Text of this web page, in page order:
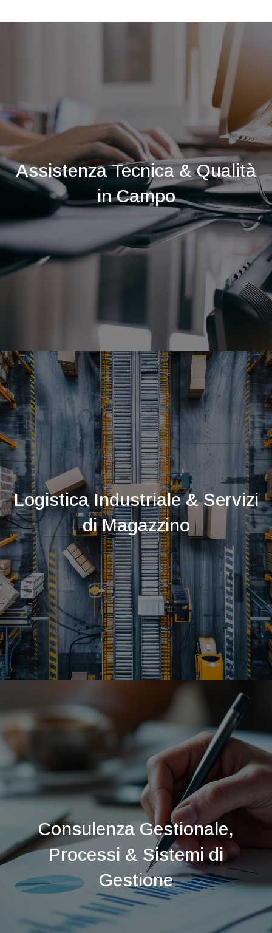
Assistenza Tecnica & Qualità
in Campo
Logistica Industriale & Servizi
di Magazzino
Consulenza Gestionale,
Processi & Sistemi di
Gestione